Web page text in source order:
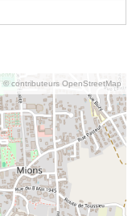
© contributeurs OpenStreetMap